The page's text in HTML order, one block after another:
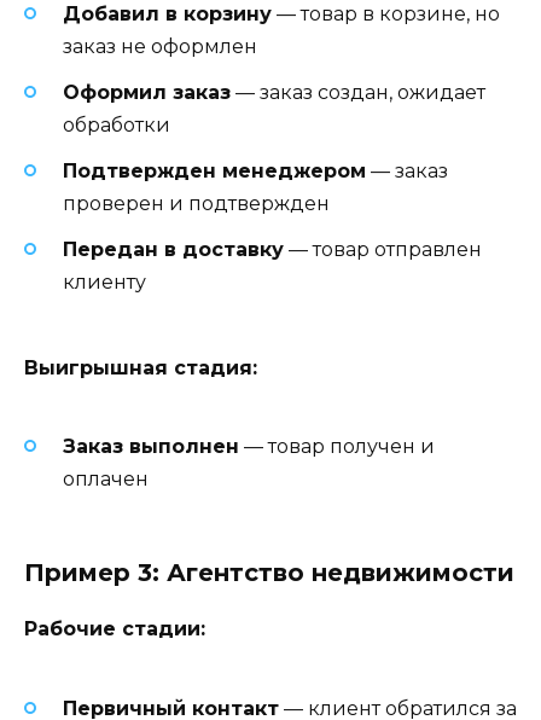
Добавил в корзину — товар в корзине, но
заказ не оформлен
Оформил заказ — заказ создан, ожидает
обработки
Подтвержден менеджером — заказ
проверен и подтвержден
Передан в доставку — товар отправлен
клиенту
Выигрышная стадия:
Заказ выполнен — товар получен и
оплачен
Пример 3: Агентство недвижимости
Рабочие стадии:
Первичный контакт — клиент обратился за